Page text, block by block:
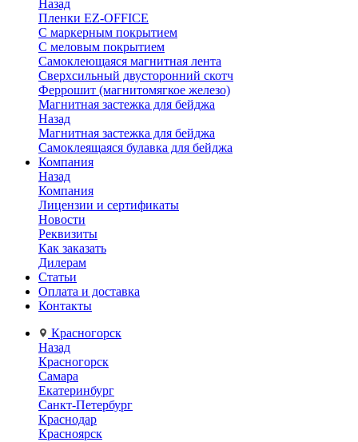
Назад
Пленки EZ-OFFICE
С маркерным покрытием
С меловым покрытием
Самоклеющаяся магнитная лента
Сверхсильный двусторонний скотч
Феррошит (магнитомягкое железо)
Магнитная застежка для бейджа
Назад
Магнитная застежка для бейджа
Самоклеящаяся булавка для бейджа
Компания
Назад
Компания
Лицензии и сертификаты
Новости
Реквизиты
Как заказать
Дилерам
Статьи
Оплата и доставка
Контакты
Красногорск
Назад
Красногорск
Самара
Екатеринбург
Санкт-Петербург
Краснодар
Красноярск